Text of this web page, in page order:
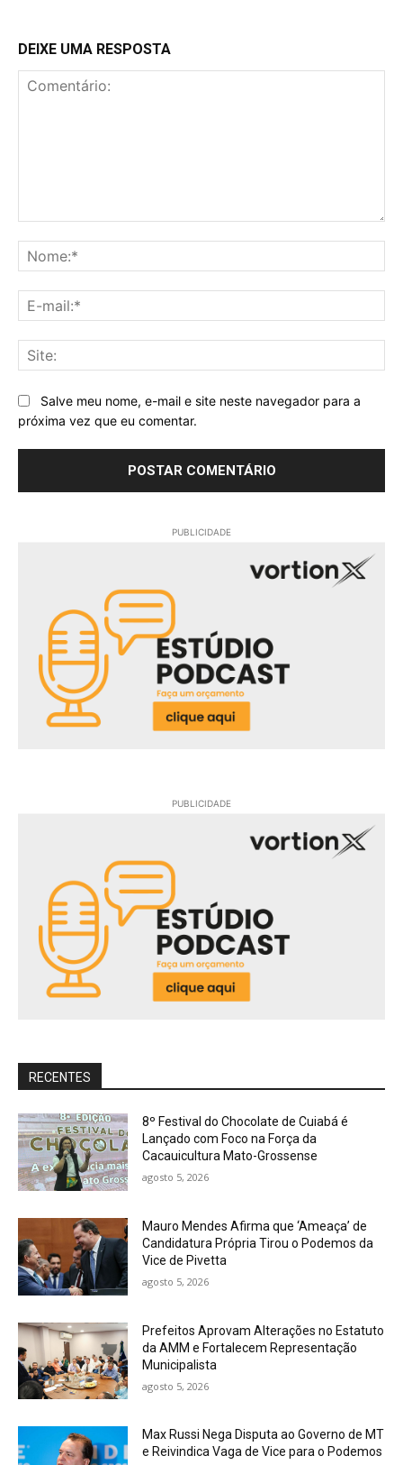
DEIXE UMA RESPOSTA
Salve meu nome, e-mail e site neste navegador para a
próxima vez que eu comentar.
PUBLICIDADE
PUBLICIDADE
RECENTES
8º Festival do Chocolate de Cuiabá é
Lançado com Foco na Força da
Cacauicultura Mato-Grossense
agosto 5, 2026
Mauro Mendes Afirma que ‘Ameaça’ de
Candidatura Própria Tirou o Podemos da
Vice de Pivetta
agosto 5, 2026
Prefeitos Aprovam Alterações no Estatuto
da AMM e Fortalecem Representação
Municipalista
agosto 5, 2026
Max Russi Nega Disputa ao Governo de MT
e Reivindica Vaga de Vice para o Podemos